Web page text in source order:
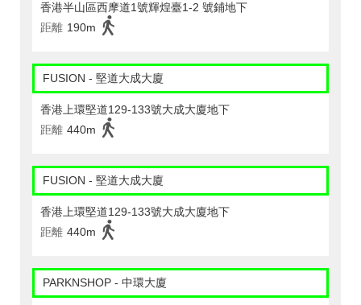
香港半山區西摩道1號輝煌臺1-2 號鋪地下
距離 190m
FUSION - 堅道大成大廈
香港上環堅道129-133號大成大廈地下
距離 440m
FUSION - 堅道大成大廈
香港上環堅道129-133號大成大廈地下
距離 440m
PARKNSHOP - 中環大廈